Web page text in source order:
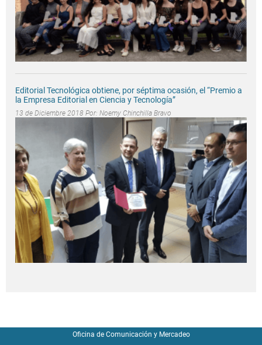
Editorial Tecnológica obtiene, por séptima ocasión, el “Premio a
la Empresa Editorial en Ciencia y Tecnología”
13 de Diciembre 2018 Por: Noemy Chinchilla Bravo
Oficina de Comunicación y Mercadeo